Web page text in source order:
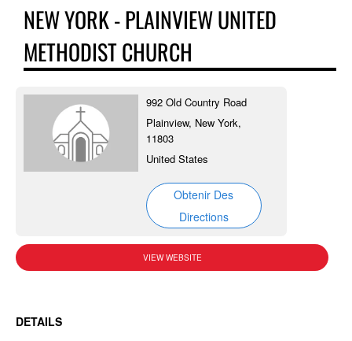
NEW YORK - PLAINVIEW UNITED
METHODIST CHURCH
992 Old Country Road
Plainview, New York,
11803
United States
Obtenir Des
Directions
VIEW WEBSITE
DETAILS